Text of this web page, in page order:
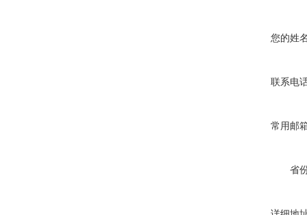
您的姓
联系电
常用邮
省